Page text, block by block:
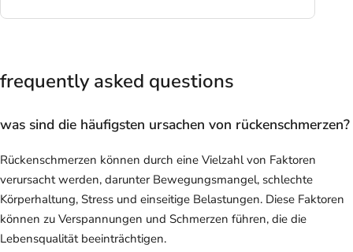
frequently asked questions
was sind die häufigsten ursachen von rückenschmerzen?
Rückenschmerzen können durch eine Vielzahl von Faktoren
verursacht werden, darunter Bewegungsmangel, schlechte
Körperhaltung, Stress und einseitige Belastungen. Diese Faktoren
können zu Verspannungen und Schmerzen führen, die die
Lebensqualität beeinträchtigen.